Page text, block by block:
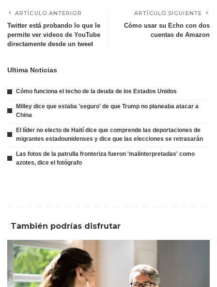
ARTÍCULO ANTERIOR
Twitter está probando lo que le
permite ver videos de YouTube
directamente desde un tweet
ARTÍCULO SIGUIENTE
Cómo usar su Echo con dos
cuentas de Amazon
Ultima Noticias
Cómo funciona el techo de la deuda de los Estados Unidos
Milley dice que estaba 'seguro' de que Trump no planeaba atacar a
China
El líder no electo de Haití dice que comprende las deportaciones de
migrantes estadounidenses y dice que las elecciones se retrasarán
Las fotos de la patrulla fronteriza fueron 'malinterpretadas' como
azotes, dice el fotógrafo
También podrías disfrutar